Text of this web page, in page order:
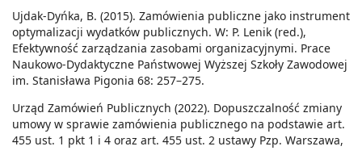
Ujdak-Dyńka, B. (2015). Zamówienia publiczne jako instrument
optymalizacji wydatków publicznych. W: P. Lenik (red.),
Efektywność zarządzania zasobami organizacyjnymi. Prace
Naukowo-Dydaktyczne Państwowej Wyższej Szkoły Zawodowej
im. Stanisława Pigonia 68: 257–275.
Urząd Zamówień Publicznych (2022). Dopuszczalność zmiany
umowy w sprawie zamówienia publicznego na podstawie art.
455 ust. 1 pkt 1 i 4 oraz art. 455 ust. 2 ustawy Pzp. Warszawa,